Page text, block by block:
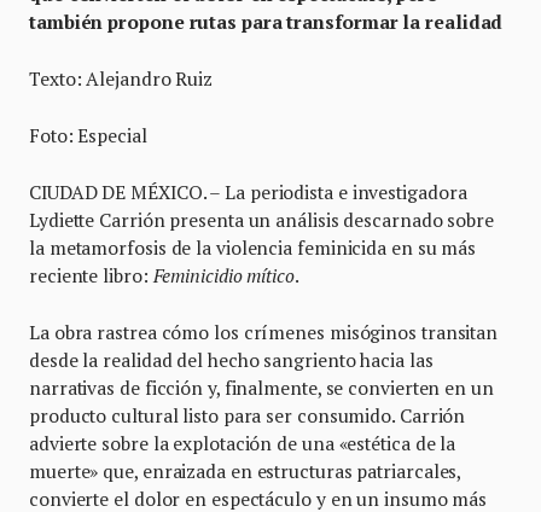
también propone rutas para transformar la realidad
Texto: Alejandro Ruiz
Foto: Especial
CIUDAD DE MÉXICO. – La periodista e investigadora
Lydiette Carrión presenta un análisis descarnado sobre
la metamorfosis de la violencia feminicida en su más
reciente libro:Feminicidio mítico.
La obra rastrea cómo los crímenes misóginos transitan
desde la realidad del hecho sangriento hacia las
narrativas de ficción y, finalmente, se convierten en un
producto cultural listo para ser consumido. Carrión
advierte sobre la explotación de una «estética de la
muerte» que, enraizada en estructuras patriarcales,
convierte el dolor en espectáculo y en un insumo más